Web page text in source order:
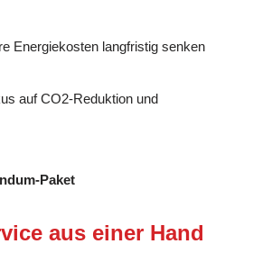
Energiekosten langfristig senken
auf CO2-Reduktion und
Paket
aus einer Hand